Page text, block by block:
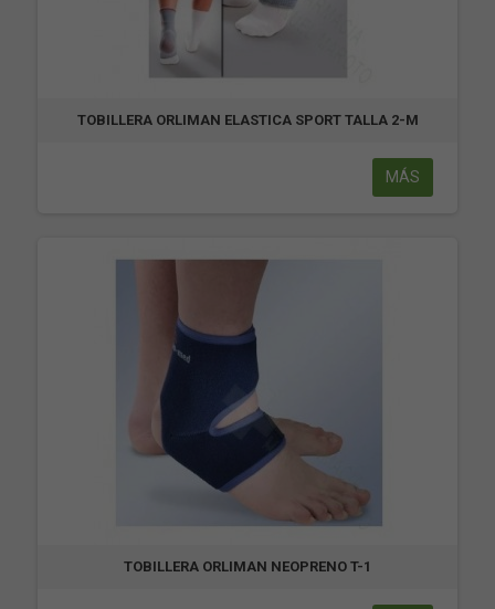
TOBILLERA ORLIMAN ELASTICA SPORT TALLA 2-M
MÁS
TOBILLERA ORLIMAN NEOPRENO T-1